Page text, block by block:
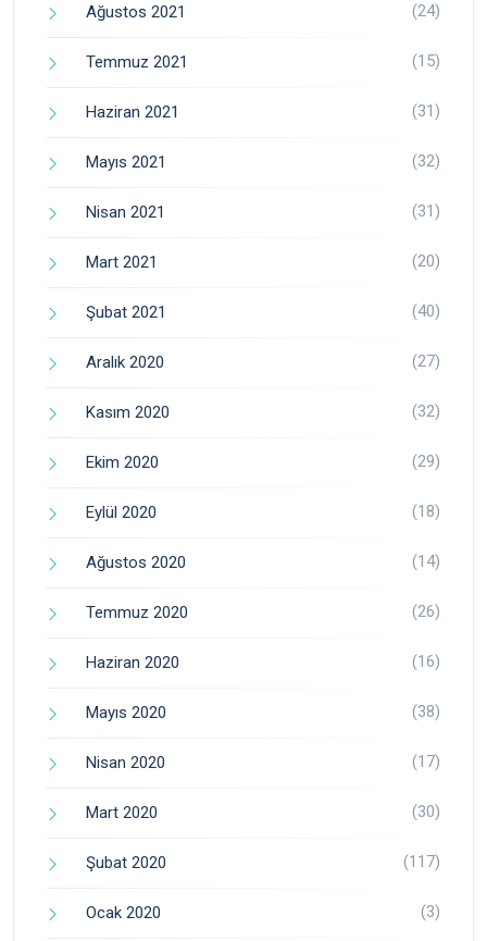
Ağustos 2021 (24)
Temmuz 2021 (15)
Haziran 2021 (31)
Mayıs 2021 (32)
Nisan 2021 (31)
Mart 2021 (20)
Şubat 2021 (40)
Aralık 2020 (27)
Kasım 2020 (32)
Ekim 2020 (29)
Eylül 2020 (18)
Ağustos 2020 (14)
Temmuz 2020 (26)
Haziran 2020 (16)
Mayıs 2020 (38)
Nisan 2020 (17)
Mart 2020 (30)
Şubat 2020 (117)
Ocak 2020 (3)